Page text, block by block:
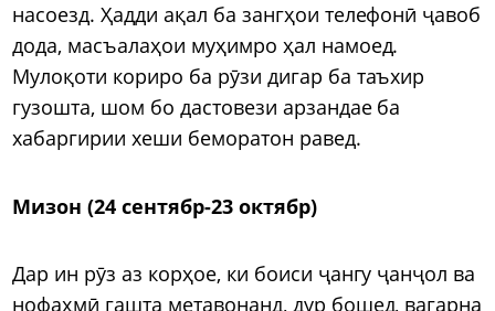
насоезд. Ҳадди ақал ба зангҳои телефонӣ ҷавоб
дода, масъалаҳои муҳимро ҳал намоед.
Мулоқоти кориро ба рӯзи дигар ба таъхир
гузошта, шом бо дастовези арзандае ба
хабаргирии хеши беморатон равед.
Мизон (24 сентябр-23 октябр)
Дар ин рӯз аз корҳое, ки боиси ҷангу ҷанҷол ва
нофаҳмӣ гашта метавонанд, дур бошед, вагарна